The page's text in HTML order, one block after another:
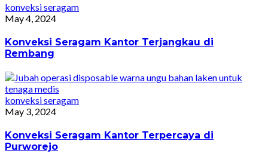
konveksi seragam
May 4, 2024
Konveksi Seragam Kantor Terjangkau di
Rembang
konveksi seragam
May 3, 2024
Konveksi Seragam Kantor Terpercaya di
Purworejo